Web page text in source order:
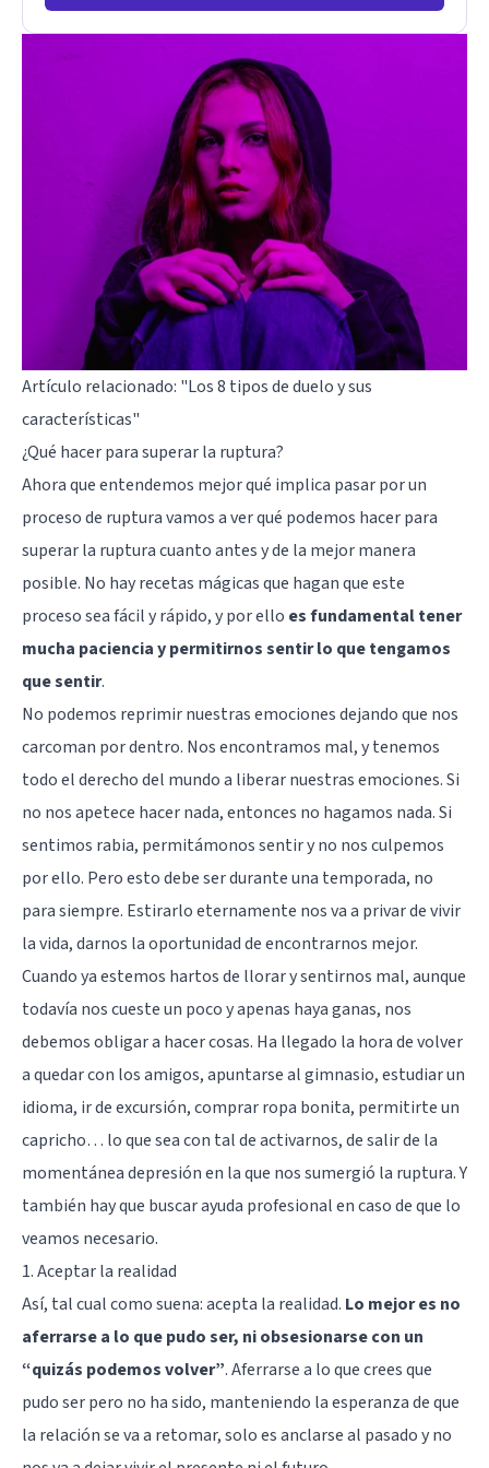
Artículo relacionado: "Los 8 tipos de duelo y sus
características"
¿Qué hacer para superar la ruptura?
Ahora que entendemos mejor qué implica pasar por un
proceso de ruptura vamos a ver qué podemos hacer para
superar la ruptura cuanto antes y de la mejor manera
posible. No hay recetas mágicas que hagan que este
proceso sea fácil y rápido, y por ello es fundamental tener
mucha paciencia y permitirnos sentir lo que tengamos
que sentir.
No podemos reprimir nuestras emociones dejando que nos
carcoman por dentro. Nos encontramos mal, y tenemos
todo el derecho del mundo a liberar nuestras emociones. Si
no nos apetece hacer nada, entonces no hagamos nada. Si
sentimos rabia, permitámonos sentir y no nos culpemos
por ello. Pero esto debe ser durante una temporada, no
para siempre. Estirarlo eternamente nos va a privar de vivir
la vida, darnos la oportunidad de encontrarnos mejor.
Cuando ya estemos hartos de llorar y sentirnos mal, aunque
todavía nos cueste un poco y apenas haya ganas, nos
debemos obligar a hacer cosas. Ha llegado la hora de volver
a quedar con los amigos, apuntarse al gimnasio, estudiar un
idioma, ir de excursión, comprar ropa bonita, permitirte un
capricho… lo que sea con tal de activarnos, de salir de la
momentánea depresión en la que nos sumergió la ruptura. Y
también hay que buscar ayuda profesional en caso de que lo
veamos necesario.
1. Aceptar la realidad
Así, tal cual como suena: acepta la realidad. Lo mejor es no
aferrarse a lo que pudo ser, ni obsesionarse con un
“quizás podemos volver”. Aferrarse a lo que crees que
pudo ser pero no ha sido, manteniendo la esperanza de que
la relación se va a retomar, solo es anclarse al pasado y no